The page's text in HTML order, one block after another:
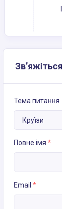
Тема питання
Повне імя *
Email *